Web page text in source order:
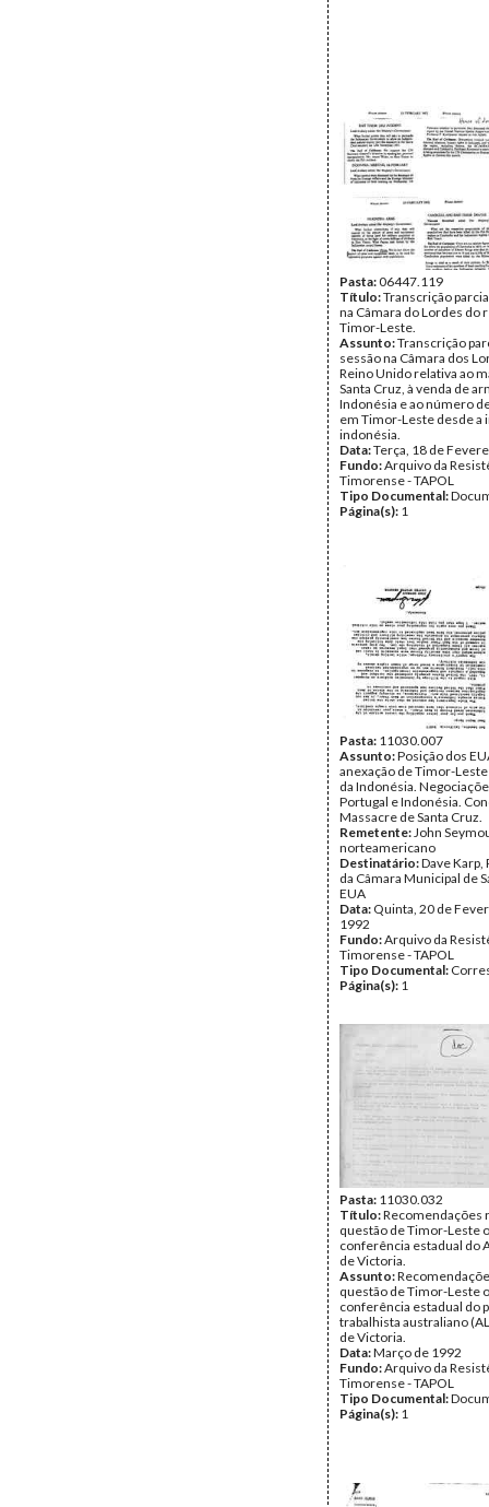
Pasta:06447.119
Título:Transcrição
na Câmara do Lordes do
Timor-Leste.
Assunto:Transcrição
sessão na Câmara dos
Reino Unido relativa ao
Santa Cruz, à venda de
Indonésia e ao número
em Timor-Leste desde a
indonésia.
Data:Terça, 18 de
Fundo:Arquivo da
Timorense - TAPOL
Tipo Documental:
Página(s): 1
Pasta: 11030.007
Assunto:Posição dos
anexação de Timor-
da Indonésia.
Portugal e Indonésia.
Massacre de Santa Cruz.
Remetente:John
norteamericano
Destinatário:Dave
da Câmara Municipal de
EUA
Data: Quinta, 20 de
1992
Fundo:Arquivo da
Timorense - TAPOL
Tipo Documental:
Página(s): 1
Pasta: 11030.032
Título:Recomendações
questão de Timor-Leste
conferência estadual do
de Victoria.
Assunto:
questão de Timor-Leste
conferência estadual do
trabalhista australiano
de Victoria.
Data:Março de 1992
Fundo:Arquivo da
Timorense - TAPOL
Tipo Documental:
Página(s): 1